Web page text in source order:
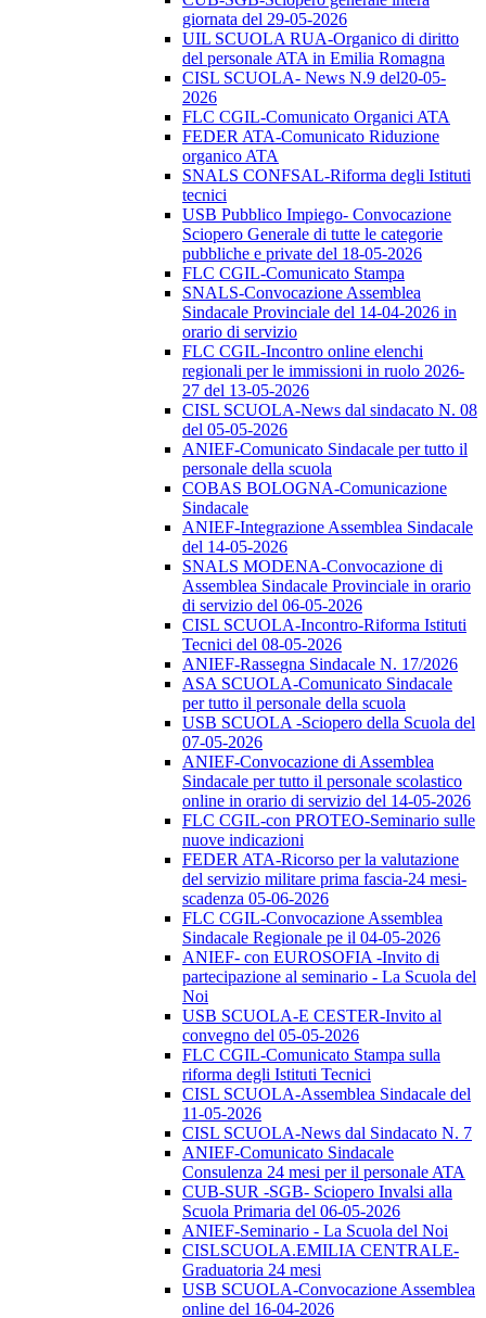
giornata del 29-05-2026
UIL SCUOLA RUA-Organico di diritto
del personale ATA in Emilia Romagna
CISL SCUOLA- News N.9 del20-05-
2026
FLC CGIL-Comunicato Organici ATA
FEDER ATA-Comunicato Riduzione
organico ATA
SNALS CONFSAL-Riforma degli Istituti
tecnici
USB Pubblico Impiego- Convocazione
Sciopero Generale di tutte le categorie
pubbliche e private del 18-05-2026
FLC CGIL-Comunicato Stampa
SNALS-Convocazione Assemblea
Sindacale Provinciale del 14-04-2026 in
orario di servizio
FLC CGIL-Incontro online elenchi
regionali per le immissioni in ruolo 2026-
27 del 13-05-2026
CISL SCUOLA-News dal sindacato N. 08
del 05-05-2026
ANIEF-Comunicato Sindacale per tutto il
personale della scuola
COBAS BOLOGNA-Comunicazione
Sindacale
ANIEF-Integrazione Assemblea Sindacale
del 14-05-2026
SNALS MODENA-Convocazione di
Assemblea Sindacale Provinciale in orario
di servizio del 06-05-2026
CISL SCUOLA-Incontro-Riforma Istituti
Tecnici del 08-05-2026
ANIEF-Rassegna Sindacale N. 17/2026
ASA SCUOLA-Comunicato Sindacale
per tutto il personale della scuola
USB SCUOLA -Sciopero della Scuola del
07-05-2026
ANIEF-Convocazione di Assemblea
Sindacale per tutto il personale scolastico
online in orario di servizio del 14-05-2026
FLC CGIL-con PROTEO-Seminario sulle
nuove indicazioni
FEDER ATA-Ricorso per la valutazione
del servizio militare prima fascia-24 mesi-
scadenza 05-06-2026
FLC CGIL-Convocazione Assemblea
Sindacale Regionale pe il 04-05-2026
ANIEF- con EUROSOFIA -Invito di
partecipazione al seminario - La Scuola del
Noi
USB SCUOLA-E CESTER-Invito al
convegno del 05-05-2026
FLC CGIL-Comunicato Stampa sulla
riforma degli Istituti Tecnici
CISL SCUOLA-Assemblea Sindacale del
11-05-2026
CISL SCUOLA-News dal Sindacato N. 7
ANIEF-Comunicato Sindacale
Consulenza 24 mesi per il personale ATA
CUB-SUR -SGB- Sciopero Invalsi alla
Scuola Primaria del 06-05-2026
ANIEF-Seminario - La Scuola del Noi
CISLSCUOLA.EMILIA CENTRALE-
Graduatoria 24 mesi
USB SCUOLA-Convocazione Assemblea
online del 16-04-2026